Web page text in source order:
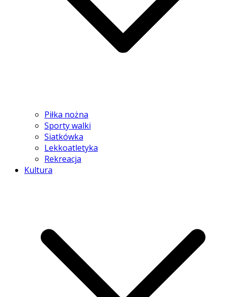
Piłka nożna
Sporty walki
Siatkówka
Lekkoatletyka
Rekreacja
Kultura